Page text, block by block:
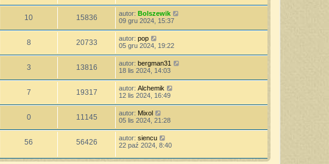
10 15836 autor: Bolszewik
09 gru 2024, 15:37
8 20733 autor: pop
05 gru 2024, 19:22
3 13816 autor: bergman31
18 lis 2024, 14:03
7 19317 autor: Alchemik
12 lis 2024, 16:49
0 11145 autor: Mixol
05 lis 2024, 21:28
56 56426 autor: siencu
22 paź 2024, 8:40